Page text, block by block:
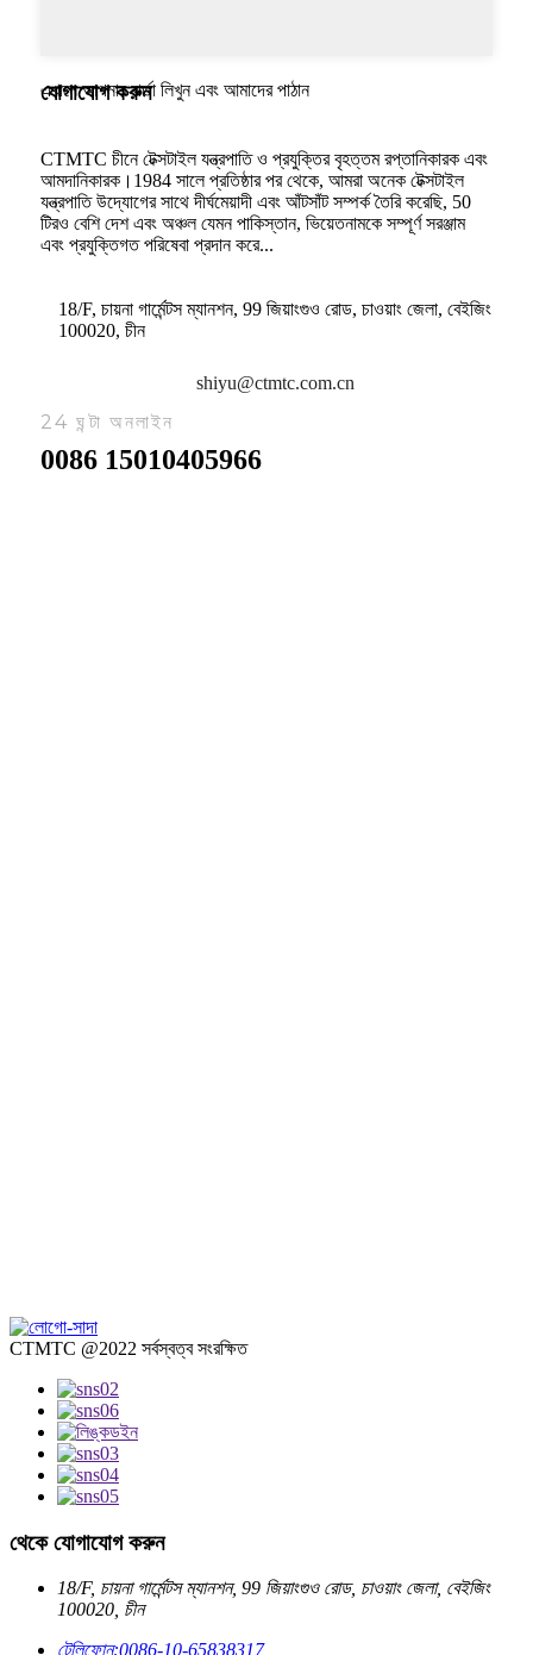
এখানে আপনার বার্তা লিখুন এবং আমাদের পাঠান
যোগাযোগ করুন
CTMTC চীনে টেক্সটাইল যন্ত্রপাতি ও প্রযুক্তির বৃহত্তম রপ্তানিকারক এবং
আমদানিকারক।1984 সালে প্রতিষ্ঠার পর থেকে, আমরা অনেক টেক্সটাইল
যন্ত্রপাতি উদ্যোগের সাথে দীর্ঘমেয়াদী এবং আঁটসাঁট সম্পর্ক তৈরি করেছি, 50
টিরও বেশি দেশ এবং অঞ্চল যেমন পাকিস্তান, ভিয়েতনামকে সম্পূর্ণ সরঞ্জাম
এবং প্রযুক্তিগত পরিষেবা প্রদান করে...
18/F, চায়না গার্মেন্টস ম্যানশন, 99 জিয়াংগুও রোড, চাওয়াং জেলা, বেইজিং
100020, চীন
shiyu@ctmtc.com.cn
24 ঘন্টা অনলাইন
0086 15010405966
CTMTC @2022 সর্বস্বত্ব সংরক্ষিত
থেকে যোগাযোগ করুন
18/F, চায়না গার্মেন্টস ম্যানশন, 99 জিয়াংগুও রোড, চাওয়াং জেলা, বেইজিং
100020, চীন
টেলিফোন:0086-10-65838317